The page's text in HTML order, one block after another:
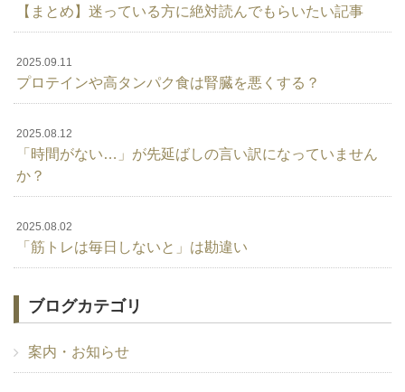
【まとめ】迷っている方に絶対読んでもらいたい記事
2025.09.11
プロテインや高タンパク食は腎臓を悪くする？
2025.08.12
「時間がない…」が先延ばしの言い訳になっていません
か？
2025.08.02
「筋トレは毎日しないと」は勘違い
ブログカテゴリ
案内・お知らせ